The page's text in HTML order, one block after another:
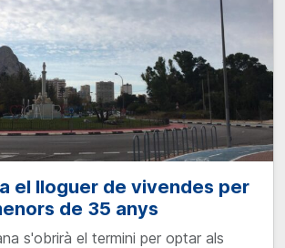
el lloguer de vivendes per
de 35 anys
s'obrirà el termini per optar als